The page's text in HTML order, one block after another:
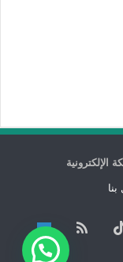
‫TikTok ملخص